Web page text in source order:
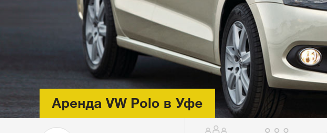
Аренда VW Polo в Уфе